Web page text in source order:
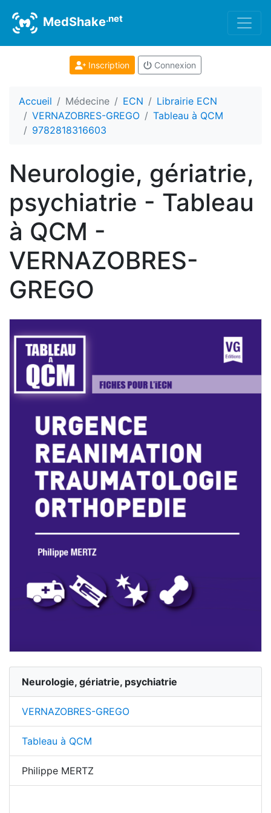
MedShake.net
Inscription Connexion
Accueil Médecine ECN
Librairie ECN
VERNAZOBRES-GREGO
Tableau à QCM
9782818316603
Neurologie, gériatrie,
psychiatrie - Tableau
à QCM -
VERNAZOBRES-
GREGO
Neurologie, gériatrie, psychiatrie
VERNAZOBRES-GREGO
Tableau à QCM
Philippe MERTZ